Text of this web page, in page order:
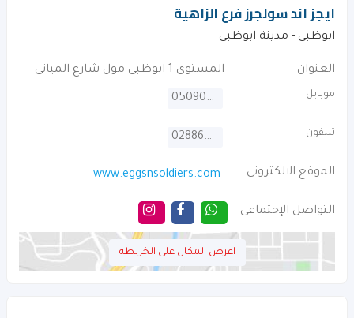
ايجز اند سولجرز فرع الزاهية
ابوظبي - مدينة ابوظبي
العنوان المستوى 1 ابوظبى مول شارع الميانى
موبايل 0509075796
تليفون 028864214
الموقع الالكترونى www.eggsnsoldiers.com
التواصل الإجتماعى
اعرض المكان على الخريطه